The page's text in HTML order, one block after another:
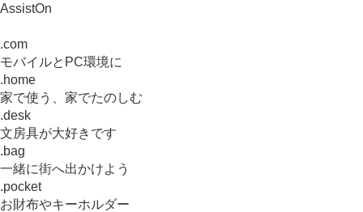
AssistOn
.com
モバイルとPC環境に
.home
家で使う、家でたのしむ
.desk
文房具が大好きです
.bag
一緒に街へ出かけよう
.pocket
お財布やキーホルダー